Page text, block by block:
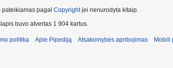
pateikiamas pagal Copyrightjei nenurodyta kitaip.
buvo atvertas 1 904 kartus.
politika Apie Pipediją Atsakomybės apribojimas Mobili